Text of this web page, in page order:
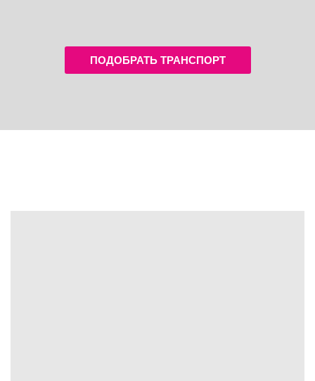
ПОДОБРАТЬ ТРАНСПОРТ